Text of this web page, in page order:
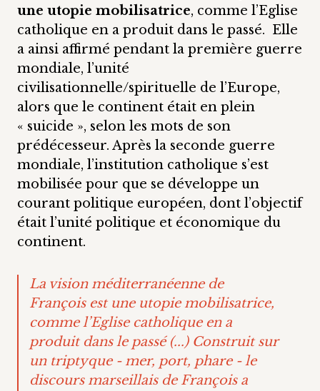
une utopie mobilisatrice, comme l’Eglise
catholique en a produit dans le passé. Elle
a ainsi affirmé pendant la première guerre
mondiale, l’unité
civilisationnelle/spirituelle de l’Europe,
alors que le continent était en plein
« suicide », selon les mots de son
prédécesseur. Après la seconde guerre
mondiale, l’institution catholique s’est
mobilisée pour que se développe un
courant politique européen, dont l’objectif
était l’unité politique et économique du
continent.
La vision méditerranéenne de
François est une utopie mobilisatrice,
comme l’Eglise catholique en a
produit dans le passé (...) Construit sur
un triptyque - mer, port, phare - le
discours marseillais de François a